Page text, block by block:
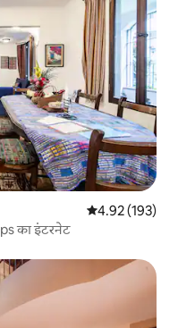
औसत रेटिंग 5 में से
4.92 (193)
का इंटरनेट